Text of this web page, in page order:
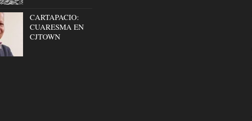
CARTAPACIO:
CUARESMA EN
CJTOWN